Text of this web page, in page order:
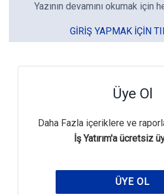
Yazının devamını okumak için
GIRIŞ YAPMAK IÇIN
Üye Ol
Daha Fazla içeriklere ve
İş Yatırım'a ücretsiz
ÜYE OL